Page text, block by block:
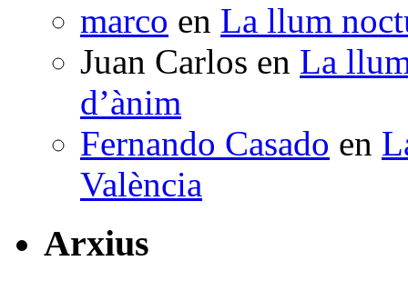
marco en La llum
Juan Carlos en La
d’ànim
Fernando Casado en
València
Arxius